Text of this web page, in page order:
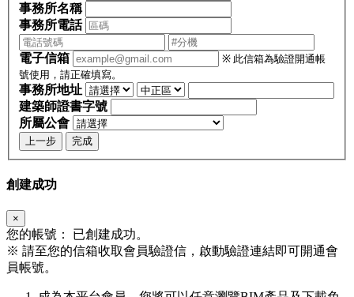
事務所名稱
事務所電話
電子信箱
※ 此信箱為驗證開通帳
號使用，請正確填寫。
事務所地址
建築師證書字號
所屬公會
上一步 完成
創建成功
×
您的帳號：
已創建成功。
※ 請至您的信箱收取會員驗證信，啟動驗證連結即可開通會
員帳號。